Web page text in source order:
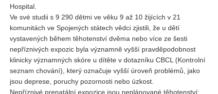
Vydání 1-2018
Vydání 4-2017
Vydání 3-2017
Vydání 2-2017
Hospital.
Ve své studii s 9 290 dětmi ve věku 9 až 10 žijících v 21
komunitách ve Spojených státech vědci zjistili, že u dětí
vystavených během těhotenství dvěma nebo více ze šesti
nepříznivých expozic byla významně vyšší pravděpodobnost
klinicky významných skóre u dítěte v dotazníku CBCL (Kontrolní
seznam chování), který označuje vyšší úroveň problémů, jako
jsou deprese, poruchy pozornosti nebo úzkost.
Nepříznivé prenatální expozice jsou neplánované těhotenství;